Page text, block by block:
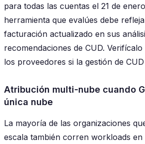
para todas las cuentas el 21 de
herramienta que evalúes debe
facturación actualizado en sus
recomendaciones de CUD.
los proveedores si la gestión de
Atribución multi-nube cuando
única nube
La mayoría de las organizaciones
escala también corren workloads